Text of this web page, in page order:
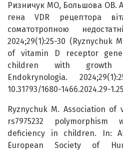
Ризничук МО, Большова ОВ.
гена VDR рецептора
соматотропною
2024;29(1):25-30 (Ryznychuk
of vitamin D receptor
children with growth
Endokrynologia.
10.31793/1680-1466.2024.29-1.25
Ryznychuk M. Association
rs7975232
deficiency in children. In:
European Society of